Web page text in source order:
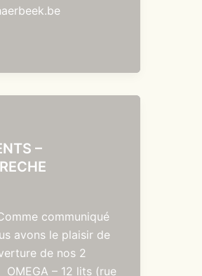
–
communiqué
avons le plaisir de
de nos 2
– 12 lits (rue